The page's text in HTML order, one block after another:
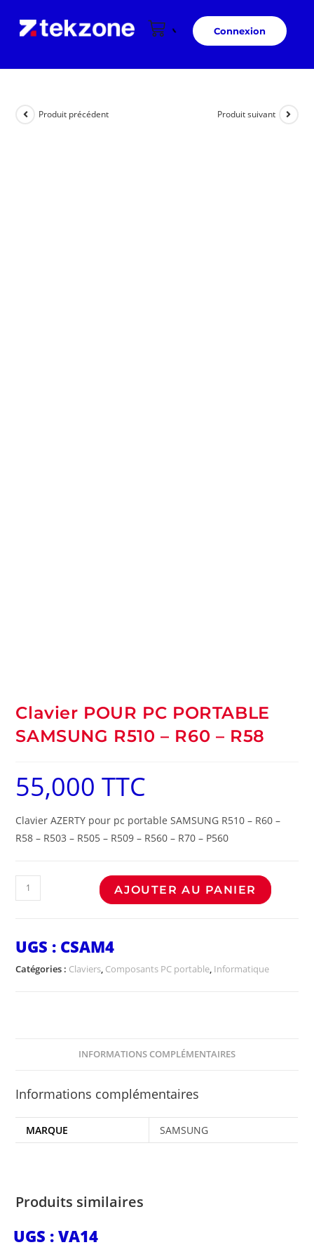
Connexion
Produit précédent Produit suivant
Clavier POUR PC PORTABLE
SAMSUNG R510 – R60 – R58
55,000TTC
Clavier AZERTY pour pc portable SAMSUNG R510 – R60 –
R58 – R503 – R505 – R509 – R560 – R70 – P560
AJOUTER AU PANIER
UGS : CSAM4
Catégories : Claviers, Composants PC portable, Informatique
INFORMATIONS COMPLÉMENTAIRES
Informations complémentaires
MARQUE SAMSUNG
Produits similaires
UGS : VA14